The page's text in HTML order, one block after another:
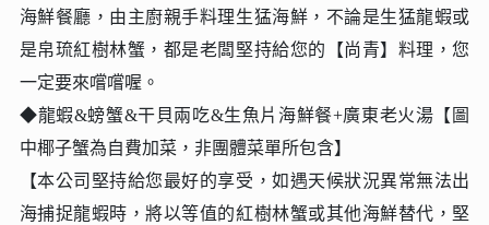
海鮮餐廳，由主廚親手料理生猛海鮮，不論是生猛龍蝦或
是帛琉紅樹林蟹，都是老闆堅持給您的【尚青】料理，您
一定要來嚐嚐喔。
◆龍蝦&螃蟹&干貝兩吃&生魚片海鮮餐+廣東老火湯【圖
中椰子蟹為自費加菜，非團體菜單所包含】
【本公司堅持給您最好的享受，如遇天候狀況異常無法出
海捕捉龍蝦時，將以等值的紅樹林蟹或其他海鮮替代，堅